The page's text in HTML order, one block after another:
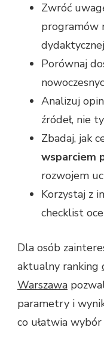
Zwróć
programów
Porównaj
Analizuj
źródeł, nie
Zbadaj, jak
wsparciem
rozwojem
Korzystaj z
checklist
Dla osób
aktualny ranking
Warszawa
parametry i
co ułatwia